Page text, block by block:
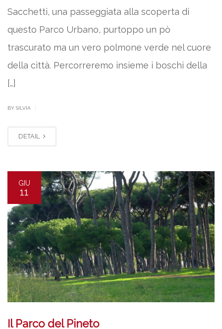
Sacchetti, una passeggiata alla scoperta di
questo Parco Urbano, purtoppo un pò
trascurato ma un vero polmone verde nel cuore
della città. Percorreremo insieme i boschi della
[…]
BY SILVIA
DETAIL
GIU
11
Il Parco del Pineto